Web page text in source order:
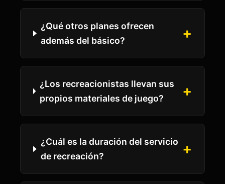
¿Qué otros planes ofrecen
además del básico?
¿Los recreacionistas llevan sus
propios materiales de juego?
¿Cuál es la duración del servicio
de recreación?